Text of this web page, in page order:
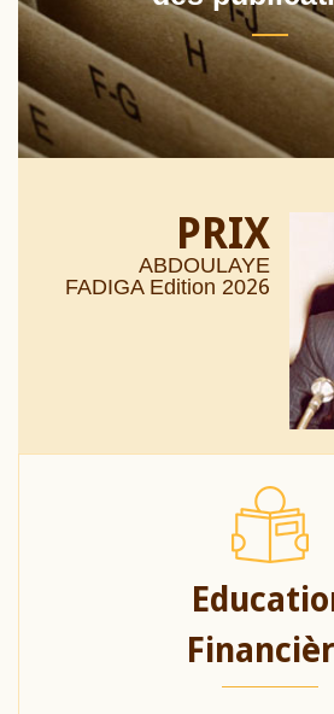
PRIX
ABDOULAYE
FADIGA Edition 2026